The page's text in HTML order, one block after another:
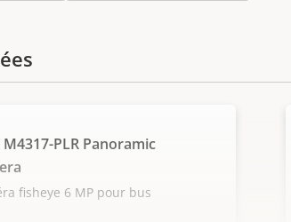
M4317-PLR Panoramic
fisheye 6 MP pour bus